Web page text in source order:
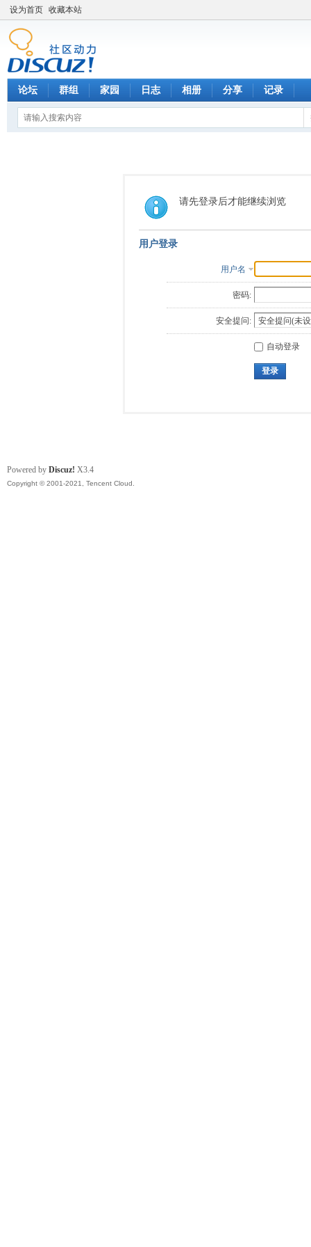
设为首页 收藏本站
论坛 群组 家园 日志 相册 分享 记录
请先登录后才能继续浏览
用户登录
用户名
密码:
安全提问:
自动登录
登录
Powered by Discuz! X3.4
Copyright © 2001-2021, Tencent Cloud.